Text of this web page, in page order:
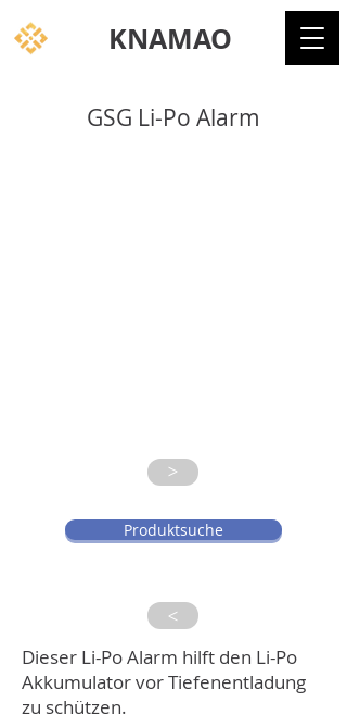
KNAMAO
GSG Li-Po Alarm
>
Produktsuche
>
Dieser Li-Po Alarm hilft den Li-Po
Akkumulator vor Tiefenentladung
zu schützen.